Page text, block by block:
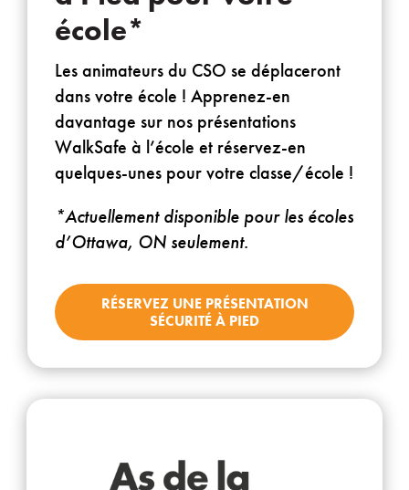
école*
Les animateurs du CSO se déplaceront
dans votre école ! Apprenez-en
davantage sur nos présentations
WalkSafe à l’école et réservez-en
quelques-unes pour votre classe/école !
*Actuellement disponible pour les écoles
d’Ottawa, ON seulement.
RÉSERVEZ UNE PRÉSENTATION
SÉCURITÉ À PIED